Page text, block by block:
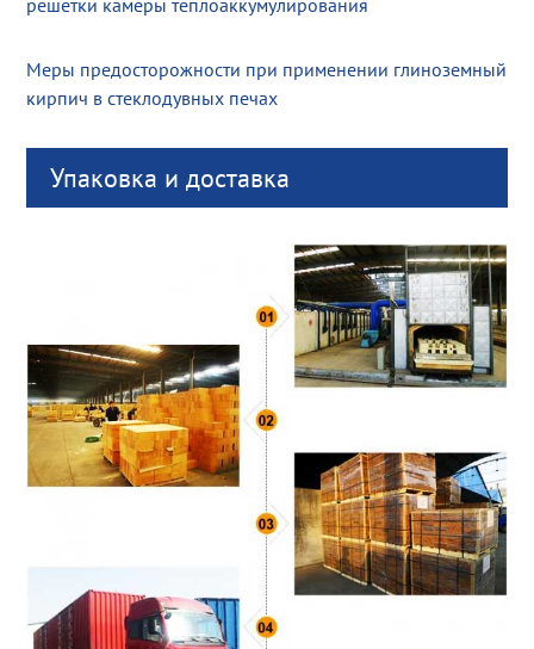
решетки камеры теплоаккумулирования
Меры предосторожности при применении глиноземный
кирпич в стеклодувных печах
Упаковка и доставка